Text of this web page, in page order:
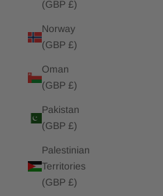
(GBP £)
Norway
(GBP £)
Oman
(GBP £)
Pakistan
(GBP £)
Palestinian
Territories
(GBP £)